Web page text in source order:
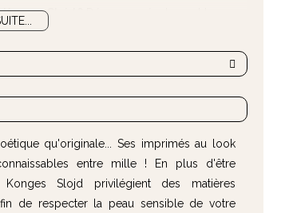
Slojd ?
ici.
qu'originale... Ses imprimés au look
entre mille ! En plus d'être
Slojd privilégient des matières
de respecter la peau sensible de votre